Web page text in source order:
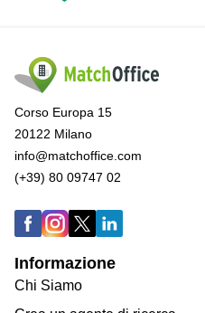
Corso Europa 15
20122 Milano
info@matchoffice.com
(+39) 80 09747 02
Informazione
Chi Siamo